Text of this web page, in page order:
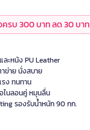
ครบ 300 บาท ลด 30 บาท
ะหนัง PU Leather
ข่าย นั่งสบาย
ง ทนทาน
ไนลอนคู่ หมุนลื่น
รองรับน้ำหนัก 90 กก.